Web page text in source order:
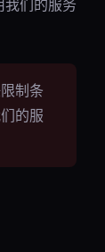
我们的服务
制条
的服